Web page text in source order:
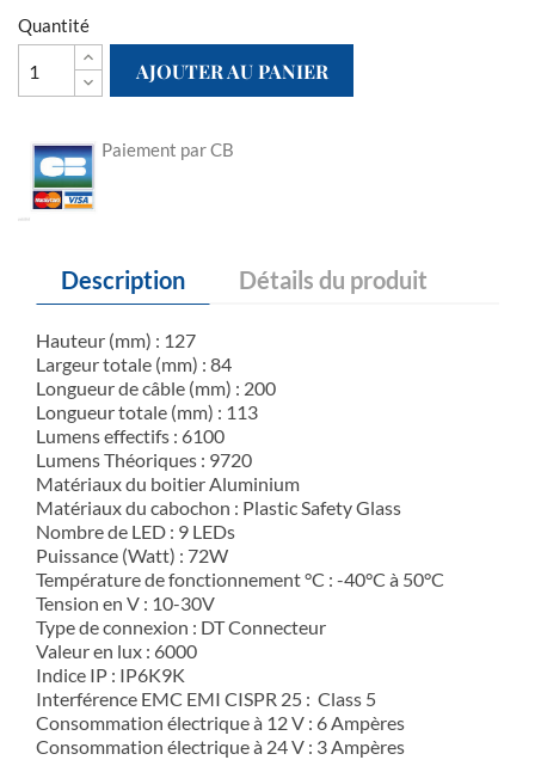
Quantité
AJOUTER AU PANIER
Paiement par CB
Description Détails du produit
Hauteur (mm) : 127
Largeur totale (mm) : 84
Longueur de câble (mm) : 200
Longueur totale (mm) : 113
Lumens effectifs : 6100
Lumens Théoriques : 9720
Matériaux du boitier Aluminium
Matériaux du cabochon : Plastic Safety Glass
Nombre de LED : 9 LEDs
Puissance (Watt) : 72W
Température de fonctionnement °C : -40°C à 50°C
Tension en V : 10-30V
Type de connexion : DT Connecteur
Valeur en lux : 6000
Indice IP : IP6K9K
Interférence EMC EMI CISPR 25 : Class 5
Consommation électrique à 12 V : 6 Ampères
Consommation électrique à 24 V : 3 Ampères